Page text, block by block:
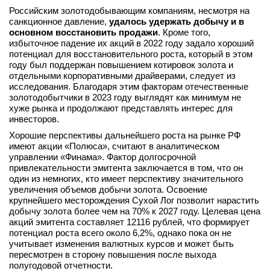
Российским золотодобывающим компаниям, несмотря на
санкционное давление, удалось удержать добычу и в
основном восстановить продажи. Кроме того,
избыточное падение их акций в 2022 году задало хороший
потенциал для восстановительного роста, который в этом
году был поддержан повышением котировок золота и
отдельными корпоративными драйверами, следует из
исследования. Благодаря этим факторам отечественные
золотодобытчики в 2023 году выглядят как минимум не
хуже рынка и продолжают представлять интерес для
инвесторов.
Хорошие перспективы дальнейшего роста на рынке РФ
имеют акции «Полюса», считают в аналитическом
управлении «Финама». Фактор долгосрочной
привлекательности эмитента заключается в том, что он
один из немногих, кто имеет перспективу значительного
увеличения объемов добычи золота. Освоение
крупнейшего месторождения Сухой Лог позволит нарастить
добычу золота более чем на 70% к 2027 году. Целевая цена
акций эмитента составляет 12116 рублей, что формирует
потенциал роста всего около 6,2%, однако пока он не
учитывает изменения валютных курсов и может быть
пересмотрен в сторону повышения после выхода
полугодовой отчетности.